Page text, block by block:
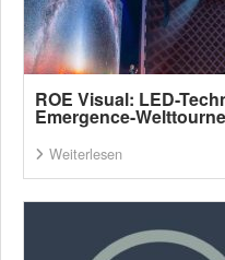
ROE Visual: LED-
Emergence-
Weiterlesen